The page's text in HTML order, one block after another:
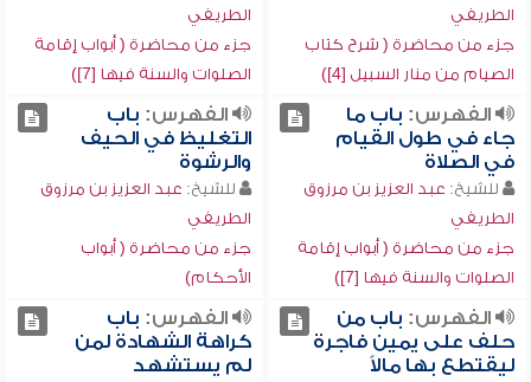
الطريفي
جزء من محاضرة ( شرح كتاب
الصيام من منار السبيل [4])
الطريفي
جزء من محاضرة ( أبواب إقامة
الصلوات والسنة فيها [7])
الفهرس: باب ما
جاء في طول القيام
في الصلاة
للشيخ: عبد العزيز بن مرزوق
الطريفي
جزء من محاضرة ( أبواب إقامة
الصلوات والسنة فيها [7])
الفهرس: باب
التغليظ في الحيف
والرشوة
للشيخ: عبد العزيز بن مرزوق
الطريفي
جزء من محاضرة ( أبواب
الأحكام)
الفهرس: باب من
حلف على يمين فاجرة
ليقتطع بها مالاً
الفهرس: باب
كراهة الشهادة لمن
لم يستشهد